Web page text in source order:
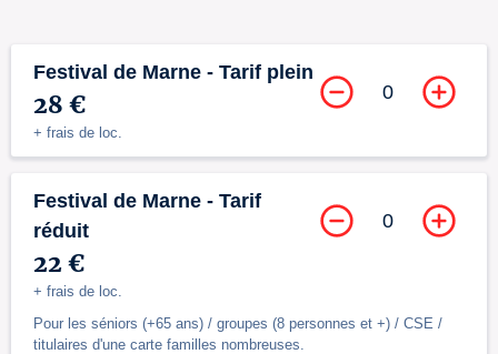
Festival de Marne - Tarif plein
28 €
+ frais de loc.
0
Festival de Marne - Tarif
réduit
22 €
+ frais de loc.
Pour les séniors (+65 ans) / groupes (8 personnes et +) / CSE /
titulaires d'une carte familles nombreuses.
0